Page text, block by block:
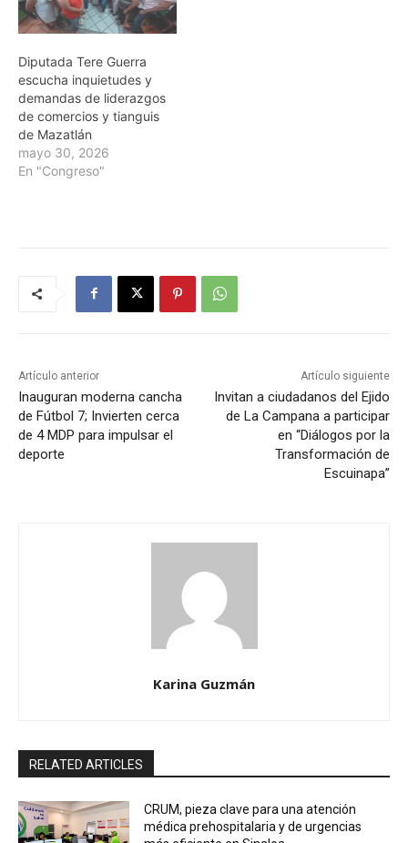
Diputada Tere Guerra
escucha inquietudes y
demandas de liderazgos
de comercios y tianguis
de Mazatlán
mayo 30, 2026
En "Congreso"
Artículo anterior
Inauguran moderna cancha
de Fútbol 7; Invierten cerca
de 4 MDP para impulsar el
deporte
Artículo siguiente
Invitan a ciudadanos del Ejido
de La Campana a participar
en “Diálogos por la
Transformación de
Escuinapa”
Karina Guzmán
RELATED ARTICLES
CRUM, pieza clave para una atención
médica prehospitalaria y de urgencias